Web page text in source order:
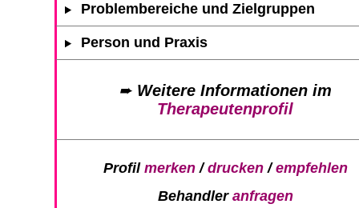
Problembereiche und Zielgruppen
Person und Praxis
➨ Weitere Informationen im
Therapeutenprofil
Profil merken/drucken/empfehlen
Behandler anfragen